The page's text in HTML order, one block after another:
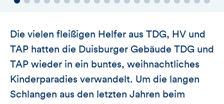
Die vielen fleißigen Helfer aus TDG, HV und
TAP hatten die Duisburger Gebäude TDG und
TAP wieder in ein buntes, weihnachtliches
Kinderparadies verwandelt. Um die langen
Schlangen aus den letzten Jahren beim